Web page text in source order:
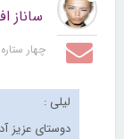
ساناز
چهار
لیلی :
دوستای عزیز